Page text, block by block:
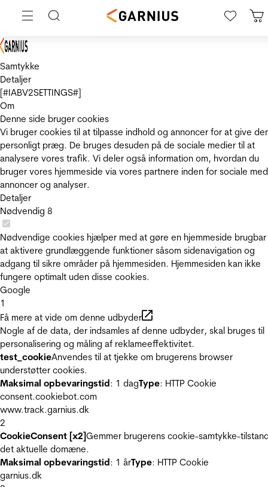
Samtykke
Detaljer
[#IABV2SETTINGS#]
Om
Denne side bruger cookies
Vi bruger cookies til at tilpasse indhold og annoncer for at give
personligt præg. De bruges desuden på de sociale medier til at
analysere vores trafik. Vi deler også information om, hvordan du
bruger vores hjemmeside via vores partnere inden for sociale
annoncer og analyser.
Detaljer
Nødvendig 8
Nødvendige cookies hjælper med at gøre en hjemmeside
at aktivere grundlæggende funktioner såsom sidenavigation og
adgang til sikre områder på hjemmesiden. Hjemmesiden kan ikke
fungere optimalt uden disse cookies.
Google
1
Få mere at vide om denne udbyder
Nogle af de data, der indsamles af denne udbyder, skal bruges til
personalisering og måling af reklameeffektivitet.
test_cookieAnvendes til at tjekke om brugerens browser
understøtter cookies.
Maksimal opbevaringstid: 1 dagType: HTTP Cookie
consent.cookiebot.com
www.track.garnius.dk
2
CookieConsent [x2]Gemmer brugerens cookie-samtykke-
det aktuelle domæne.
Maksimal opbevaringstid: 1 årType: HTTP Cookie
garnius.dk